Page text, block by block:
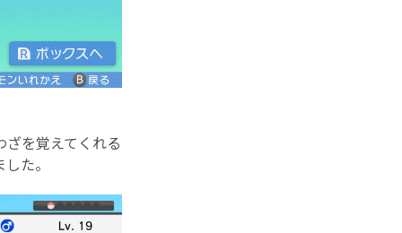
を覚えてくれる
た。